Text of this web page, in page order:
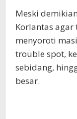
Meski
Korlantas
menyoroti
trouble spot,
sebidang,
besar.